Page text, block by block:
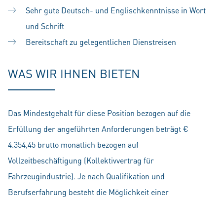
Sehr gute Deutsch- und Englischkenntnisse in Wort
und Schrift
Bereitschaft zu gelegentlichen Dienstreisen
WAS WIR IHNEN BIETEN
Das Mindestgehalt für diese Position bezogen auf die
Erfüllung der angeführten Anforderungen beträgt €
4.354,45 brutto monatlich bezogen auf
Vollzeitbeschäftigung (Kollektivvertrag für
Fahrzeugindustrie). Je nach Qualifikation und
Berufserfahrung besteht die Möglichkeit einer